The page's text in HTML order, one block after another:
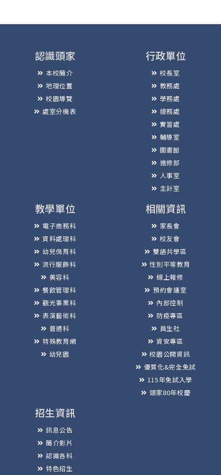
認識頭家
本校簡介
地理位置
校園導覽
處室分機表
行政單位
校長室
教務處
學務處
總務處
實習處
輔導室
圖書館
進修部
人事室
主計室
教學單位
電子商務科
資料處理科
幼兒保育科
流行服飾科
美容科
餐飲管理科
觀光事業科
表演藝術科
普通科
特殊教育網
幼兒園
相關資訊
家長會
校友會
雙語共學區
性別平等教育
線上報修
預約會議室
內部控制
防疫專區
員生社
資安專區
校園公開資訊
優質化&完全免試
115年免試入學
頭家80年校慶
招生資訊
訊息公告
簡介影片
認識各科
特色招生